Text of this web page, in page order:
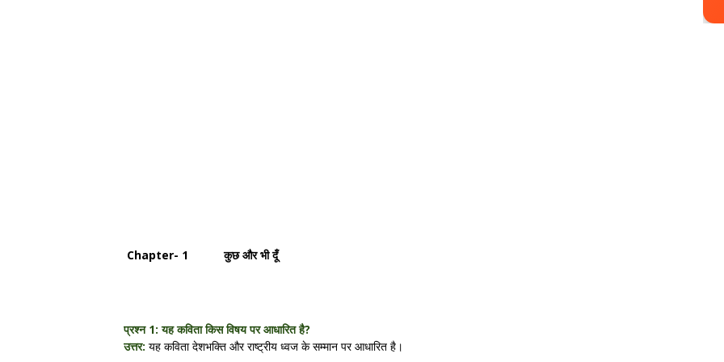
Chapter- 1 कुछ और भी दूँ
प्रश्न 1: यह कविता किस विषय पर आधारित है?
उत्तर: यह कविता देशभक्ति और राष्ट्रीय ध्वज के सम्मान पर आधारित है।